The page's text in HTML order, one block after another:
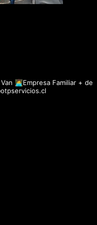
👩‍💻Empresa Familiar + de